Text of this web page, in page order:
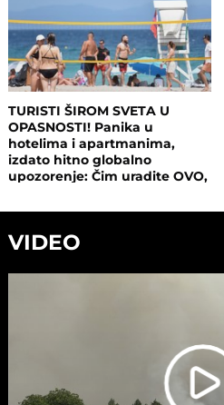
TURISTI ŠIROM SVETA U
OPASNOSTI! Panika u
hotelima i apartmanima,
izdato hitno globalno
upozorenje: Čim uradite OVO,
napada!
VIDEO